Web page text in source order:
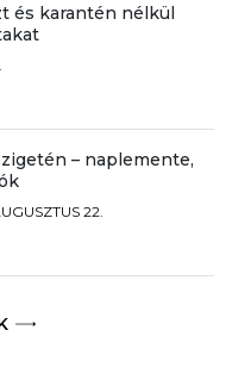
és karantén nélkül
– naplemente,
22.